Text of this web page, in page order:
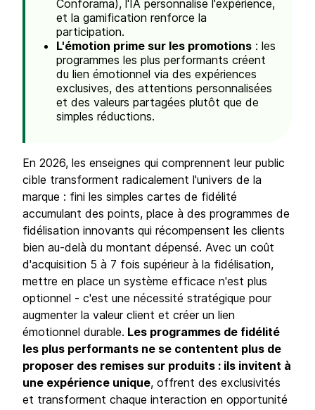
Conforama), l'IA personnalise l'expérience,
et la gamification renforce la
participation.
L'émotion prime sur les promotions : les
programmes les plus performants créent
du lien émotionnel via des expériences
exclusives, des attentions personnalisées
et des valeurs partagées plutôt que de
simples réductions.
En 2026, les enseignes qui comprennent leur public
cible transforment radicalement l'univers de la
marque : fini les simples cartes de fidélité
accumulant des points, place à des programmes de
fidélisation innovants qui récompensent les clients
bien au-delà du montant dépensé. Avec un coût
d'acquisition 5 à 7 fois supérieur à la fidélisation,
mettre en place un système efficace n'est plus
optionnel - c'est une nécessité stratégique pour
augmenter la valeur client et créer un lien
émotionnel durable. Les programmes de fidélité
les plus performants ne se contentent plus de
proposer des remises sur produits : ils invitent à
une expérience unique, offrent des exclusivités
et transforment chaque interaction en opportunité